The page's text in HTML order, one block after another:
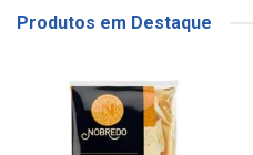
Produtos em Destaque